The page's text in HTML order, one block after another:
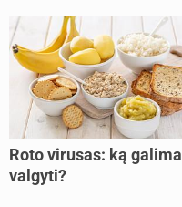
Roto virusas: ką galima
valgyti?